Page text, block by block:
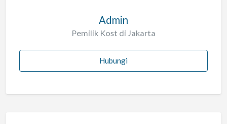
Admin
Pemilik Kost di Jakarta
Hubungi